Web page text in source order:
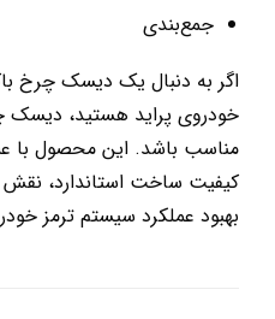
جمع‌بندی
اگر به دنبال یک دیسک چرخ
خودروی پراید هستید، دیسک
مناسب باشد. این محصول با
کیفیت ساخت استاندارد، نقش
بهبود عملکرد سیستم ترمز